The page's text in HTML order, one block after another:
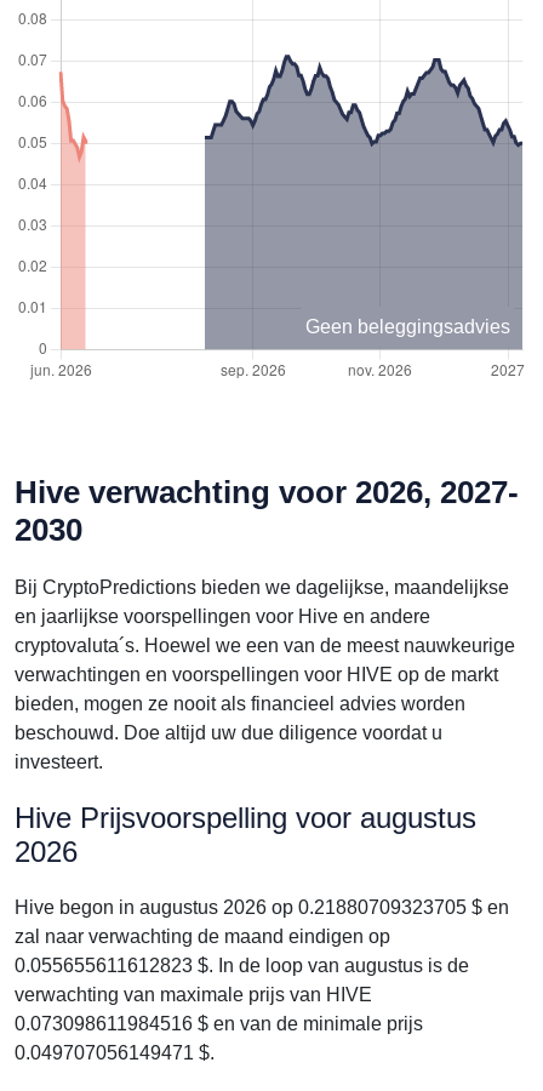
Geen beleggingsadvies
Hive verwachting voor 2026, 2027-
2030
Bij CryptoPredictions bieden we dagelijkse, maandelijkse
en jaarlijkse voorspellingen voor Hive en andere
cryptovaluta´s. Hoewel we een van de meest nauwkeurige
verwachtingen en voorspellingen voor HIVE op de markt
bieden, mogen ze nooit als financieel advies worden
beschouwd. Doe altijd uw due diligence voordat u
investeert.
Hive Prijsvoorspelling voor augustus
2026
Hive begon in augustus 2026 op 0.21880709323705 $ en
zal naar verwachting de maand eindigen op
0.055655611612823 $. In de loop van augustus is de
verwachting van maximale prijs van HIVE
0.073098611984516 $ en van de minimale prijs
0.049707056149471 $.